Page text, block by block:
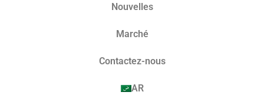
Nouvelles
Marché​
Contactez-nous
AR